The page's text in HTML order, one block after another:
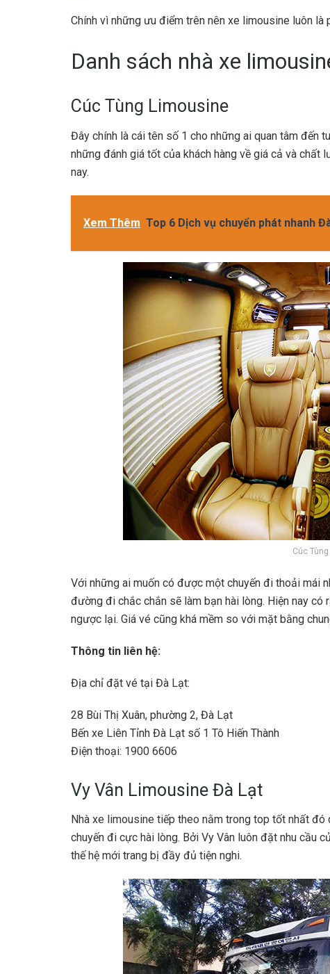
Chính vì những ưu điểm trên nên xe limousine luôn
Danh sách nhà xe
Cúc Tùng Limousine
Đây chính là cái tên số 1 cho những ai quan tâm đến
những đánh giá tốt của khách hàng về giá cả và chất
nay.
Xem Thêm Top 6 Dịch vụ chuyển phát nhanh
Cúc
Với những ai muốn có được một chuyến đi thoải mái
đường đi chắc chắn sẽ làm bạn hài lòng. Hiện nay
ngược lại. Giá vé cũng khá mềm so với mặt bằng
Thông tin liên hệ:
Địa chỉ đặt vé tại Đà Lạt:
28 Bùi Thị Xuân, phường 2, Đà Lạt
Bến xe Liên Tỉnh Đà Lạt số 1 Tô Hiến Thành
Điện thoại: 1900 6606
Vy Vân Limousine Đà Lạt
Nhà xe limousine tiếp theo nằm trong top tốt nhất
chuyến đi cực hài lòng. Bởi Vy Vân luôn đặt nhu cầu
thế hệ mới trang bị đầy đủ tiện nghi.